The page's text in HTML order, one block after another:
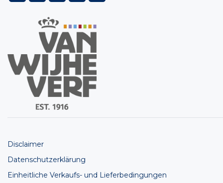
Disclaimer
Datenschutzerklärung
Einheitliche Verkaufs- und Lieferbedingungen